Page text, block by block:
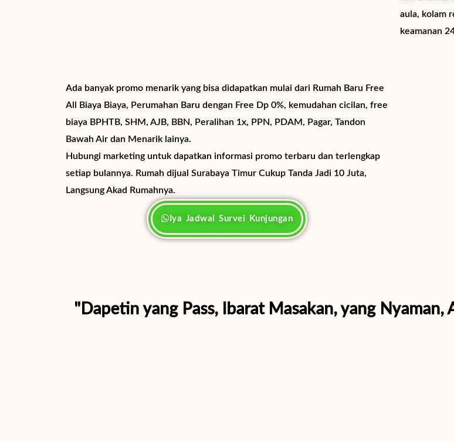
aula, kolam
keamanan
Ada banyak promo menarik yang bisa didapatkan mulai dari Rumah Baru Free
All Biaya Biaya, Perumahan Baru dengan Free Dp 0%, kemudahan cicilan, free
biaya BPHTB, SHM, AJB, BBN, Peralihan 1x, PPN, PDAM, Pagar, Tandon
Bawah Air dan Menarik lainya.
Hubungi marketing untuk dapatkan informasi promo terbaru dan terlengkap
setiap bulannya. Rumah dijual Surabaya Timur Cukup Tanda Jadi 10 Juta,
Langsung Akad Rumahnya.
Iya Jadwal Survei Kunjungan
"Dapetin yang Pass, Ibarat Masakan, yang Nyaman,